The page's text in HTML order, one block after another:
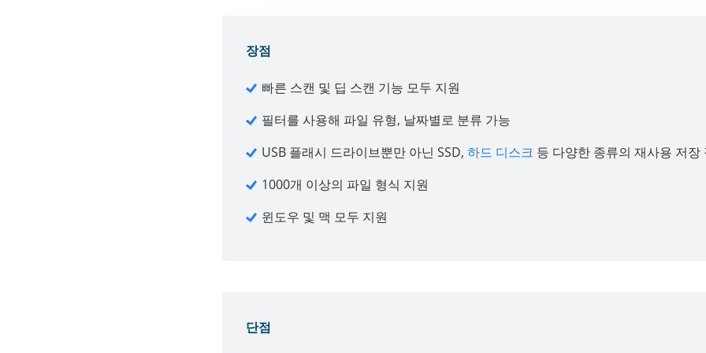
장점
빠른 스캔 및 딥 스캔 기능 모두 지원
필터를 사용해 파일 유형, 날짜별로 분류 가능
USB 플래시 드라이브뿐만 아닌 SSD, 하드 디스크 등 다양한 종류의 재사용 저장
1000개 이상의 파일 형식 지원
윈도우 및 맥 모두 지원
단점